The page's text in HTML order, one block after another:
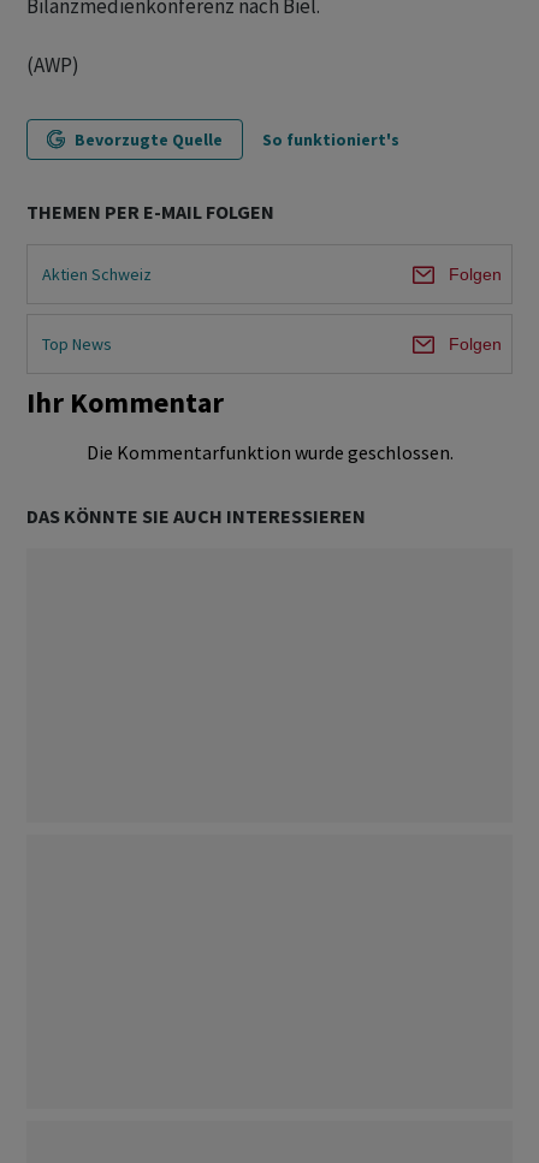
Bilanzmedienkonferenz nach Biel.
(AWP)
Bevorzugte Quelle So funktioniert's
THEMEN PER E-MAIL FOLGEN
Aktien Schweiz Folgen
Top News Folgen
Ihr Kommentar
Die Kommentarfunktion wurde geschlossen.
DAS KÖNNTE SIE AUCH INTERESSIEREN